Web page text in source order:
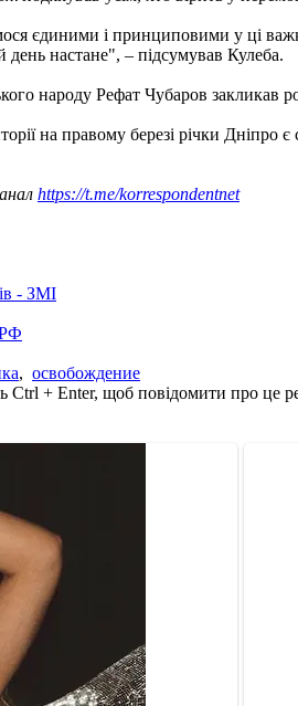
єдиними і принциповими у ці
настане", – підсумував Кулеба.
народу Рефат Чубаров закликав
на правому березі річки Дніпро
https://t.me/korrespondentnet
- ЗМІ
, освобождение
Ctrl + Enter, щоб повідомити про це